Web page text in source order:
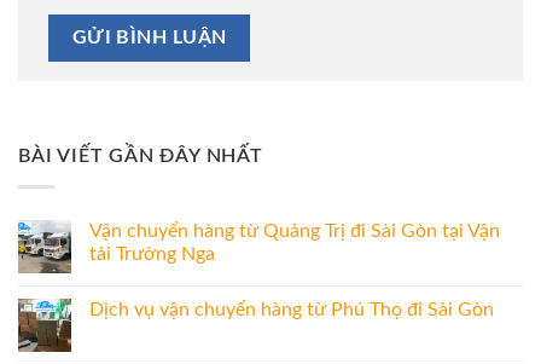
BÀI VIẾT GẦN ĐÂY NHẤT
Vận chuyển hàng từ Quảng Trị đi Sài Gòn tại Vận
tải Trường Nga
Dịch vụ vận chuyển hàng từ Phú Thọ đi Sài Gòn